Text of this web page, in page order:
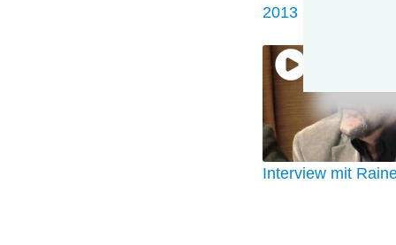
2013
Interview mit